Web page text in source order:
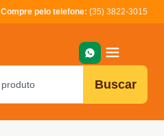
Compre pelo telefone: (35) 3822-3015
Buscar